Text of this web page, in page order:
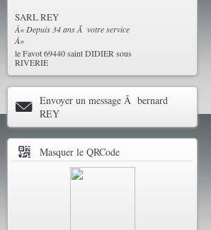
SARL REY
Â« Depuis 34 ans Ã votre service
Â»
le Favot 69440 saint DIDIER sous
RIVERIE
Envoyer un message Ã bernard
REY
Masquer le QRCode